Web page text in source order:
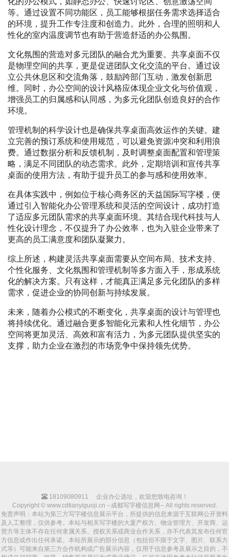
等。通过设置不同功能区，员工能够根据任务需求选择适合
的环境，提升工作专注度和创造力。此外，合理的照明和人
性化的室内温度调节也有助于营造舒适的办公氛围。
文化氛围的营造对多元团队的融合尤为重要。共享桌面不仅
是物理空间的共享，更是促进团队文化交流的平台。通过设
立公共休息区和交流角落，鼓励跨部门互动，激发创新思
维。同时，办公空间的设计风格应体现企业文化与价值观，
增强员工的归属感和认同感，为多元化团队创造良好的合作
环境。
管理机制的科学设计也是确保共享桌面高效运作的关键。建
立完善的预订系统和使用规范，可以避免资源冲突和利用浪
费。通过数据分析和反馈机制，及时调整桌面配置和管理策
略，满足不同团队的动态需求。此外，定期培训和宣传共享
桌面的使用方法，有助于提升员工的参与感和使用效率。
在具体实践中，例如位于核心商务区的天益国际写字楼，便
通过引入智能化办公管理系统和灵活的空间设计，成功打造
了适应多元团队需求的共享桌面环境。其结合现代科技与人
性化设计理念，不仅提升了办公效率，也为入驻企业带来了
更高的员工满意度和团队凝聚力。
综上所述，构建灵活共享桌面需要从空间布局、技术支持、
个性化服务、文化氛围和管理机制等多方面入手，形成系统
化的解决方案。只有这样，才能真正满足多元化团队的多样
需求，促进企业的协同创新与持续发展。
未来，随着办公模式的不断变化，共享桌面的设计与管理也
将持续优化。通过融合更多智能化元素和人性化细节，办公
空间将更加灵活、高效和富有活力，为多元团队提供坚实的
支撑，助力企业在激烈的市场竞争中保持领先优势。
18109080911
企业办公选址，欢迎您致电咨询！
Copyright © www.cdtianyiguoji.cn --成都写字楼信息网-- All rights reserved.
免责声明：本站为第三方写字楼信息展示平台，所提供的信息来源于互联网公开资料
及人工整理，仅供参考。本站与相关写字楼的大厦产权方、物业管理方、开发商、运
营方等主体不存在任何隶属关系、授权关系或商业合作关系，亦不代表其发布任何官
方信息或作出任何承诺。本站所展示的部分信息（包括但不限于文字、图片、联系方
式等）可能来自第三方合作机构或广告展示内容，仅用于信息参考及展示之目的，不